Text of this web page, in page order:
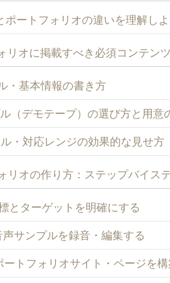
ポートフォリオの違いを理解しよ
リオに掲載すべき必須コンテン
・基本情報の書き方
（デモテープ）の選び方と用意
・対応レンジの効果的な見せ方
リオの作り方：ステップバイス
とターゲットを明確にする
サンプルを録音・編集する
ートフォリオサイト・ページを構